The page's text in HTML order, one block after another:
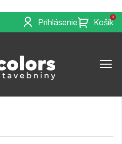
Prihlásenie
0
Košík